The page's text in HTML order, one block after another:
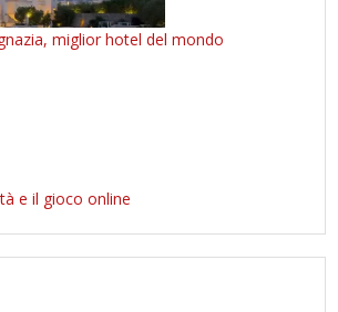
miglior hotel del mondo
e il gioco online